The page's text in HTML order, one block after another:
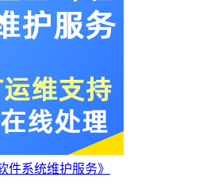
件系统维护服务》